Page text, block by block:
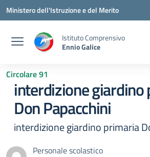
Vai ai contenuti
Vai al menu di navigazione
Vai al footer
Ministero dell'Istruzione e del Merito
Istituto Comprensivo
Ennio Galice
Circolare 91
interdizione
Don Papacchini
interdizione giardino primaria
Personale scolastico